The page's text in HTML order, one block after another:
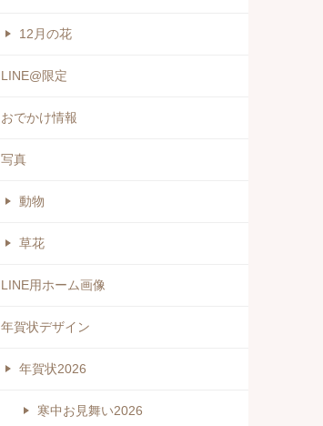
12月の花
LINE@限定
おでかけ情報
写真
動物
草花
LINE用ホーム画像
年賀状デザイン
年賀状2026
寒中お見舞い2026